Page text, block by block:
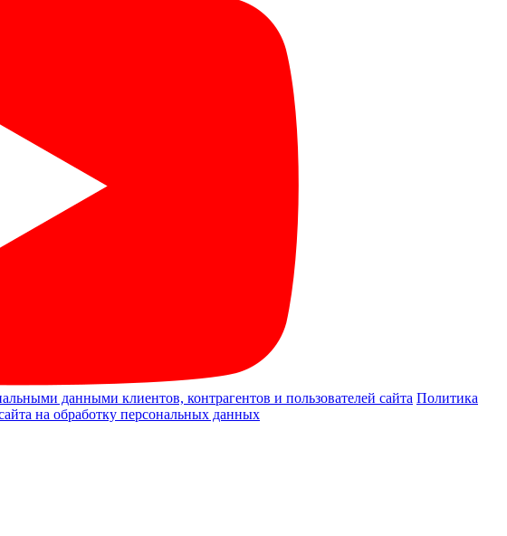
данными клиентов, контрагентов и пользователей сайта Политика
на обработку персональных данных